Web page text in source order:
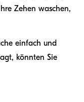
Zehen waschen,
einfach und
könnten Sie